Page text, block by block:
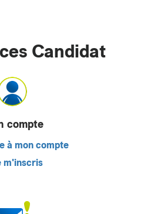
Candidat
compte
à mon compte
m'inscris